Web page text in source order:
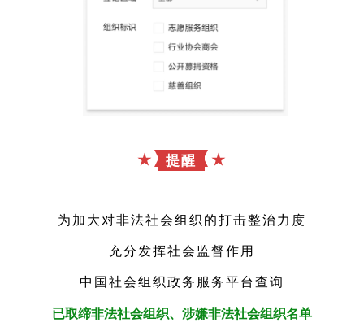
★ 提醒 ★
为加大对非法社会组织的打击整治力度
充分发挥社会监督作用
中国社会组织政务服务平台查询
已取缔非法社会组织、涉嫌非法社会组织名单